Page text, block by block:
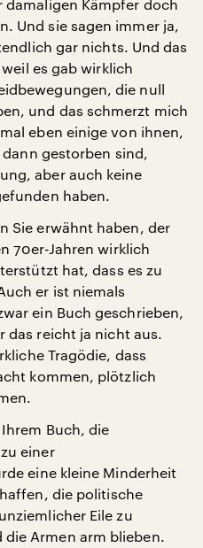
damaligen Kämpfer doch
Und sie sagen immer ja,
gar nichts. Und das
es gab wirklich
die null
und das schmerzt mich
eben einige von ihnen,
gestorben sind,
aber auch keine
haben.
Sie erwähnt haben, der
70er-Jahren wirklich
hat, dass es zu
er ist niemals
ein Buch geschrieben,
das reicht ja nicht aus.
Tragödie, dass
kommen, plötzlich
Buch, die
einer
eine kleine Minderheit
die politische
Eile zu
die Armen arm blieben.